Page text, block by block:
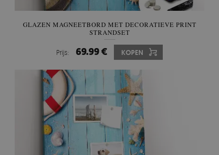
GLAZEN MAGNEETBORD MET DECORATIEVE PRINT
STRANDSET
Prijs: 69.99 € KOPEN